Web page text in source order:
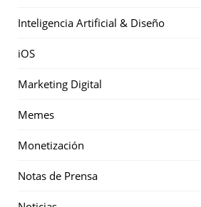
Inteligencia Artificial & Diseño
iOS
Marketing Digital
Memes
Monetización
Notas de Prensa